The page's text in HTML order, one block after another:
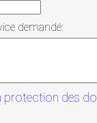
demandé:
des